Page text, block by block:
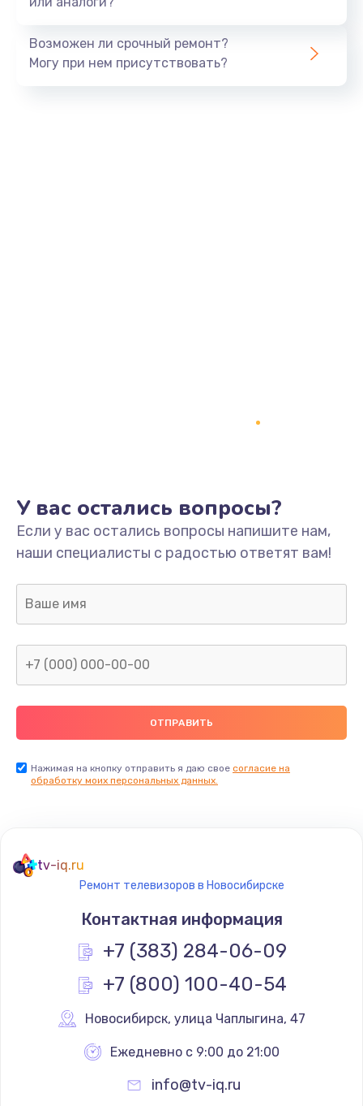
550 руб.
Не включается
1400 руб.
Заказать
800 руб.
400 руб.
Не реагирует на кнопки
Не сопряжается с устройством
Помехи и искажение звука
Заказать
1400 руб.
Возможен ли срочный ремонт?
Могу при нем присутствовать?
У вас остались вопросы?
Если у вас остались вопросы напишите нам,
наши специалисты с радостью ответят вам!
Нажимая на кнопку отправить я даю свое согласие на
обработку моих персональных данных.
tv-iq.ru
Ремонт телевизоров в Новосибирске
Контактная информация
+7 (383) 284-06-09
+7 (800) 100-40-54
Новосибирск, улица Чаплыгина, 47
Ежедневно с 9:00 до 21:00
info@tv-iq.ru